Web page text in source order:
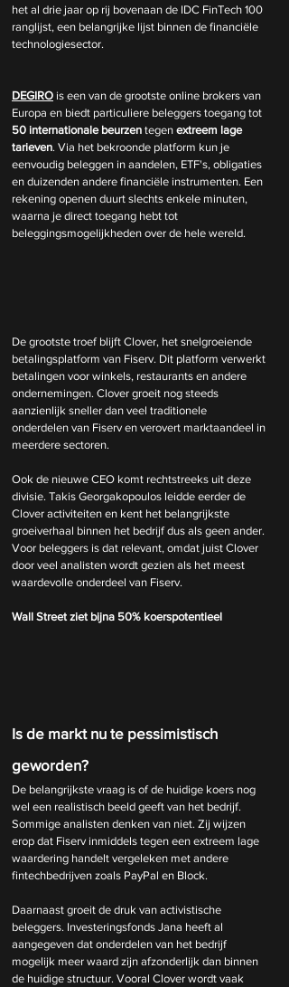
het al drie jaar op rij bovenaan de IDC FinTech 100
ranglijst, een belangrijke lijst binnen de financiële
technologiesector.
DEGIRO is een van de grootste online brokers van
Europa en biedt particuliere beleggers toegang tot
50 internationale beurzen tegen extreem lage
tarieven. Via het bekroonde platform kun je
eenvoudig beleggen in aandelen, ETF's, obligaties
en duizenden andere financiële instrumenten. Een
rekening openen duurt slechts enkele minuten,
waarna je direct toegang hebt tot
beleggingsmogelijkheden over de hele wereld.
De grootste troef blijft Clover, het snelgroeiende
betalingsplatform van Fiserv. Dit platform verwerkt
betalingen voor winkels, restaurants en andere
ondernemingen. Clover groeit nog steeds
aanzienlijk sneller dan veel traditionele
onderdelen van Fiserv en verovert marktaandeel in
meerdere sectoren.
Ook de nieuwe CEO komt rechtstreeks uit deze
divisie. Takis Georgakopoulos leidde eerder de
Clover activiteiten en kent het belangrijkste
groeiverhaal binnen het bedrijf dus als geen ander.
Voor beleggers is dat relevant, omdat juist Clover
door veel analisten wordt gezien als het meest
waardevolle onderdeel van Fiserv.
Wall Street ziet bijna 50% koerspotentieel
Is de markt nu te pessimistisch
geworden?
De belangrijkste vraag is of de huidige koers nog
wel een realistisch beeld geeft van het bedrijf.
Sommige analisten denken van niet. Zij wijzen
erop dat Fiserv inmiddels tegen een extreem lage
waardering handelt vergeleken met andere
fintechbedrijven zoals PayPal en Block.
Daarnaast groeit de druk van activistische
beleggers. Investeringsfonds Jana heeft al
aangegeven dat onderdelen van het bedrijf
mogelijk meer waard zijn afzonderlijk dan binnen
de huidige structuur. Vooral Clover wordt vaak